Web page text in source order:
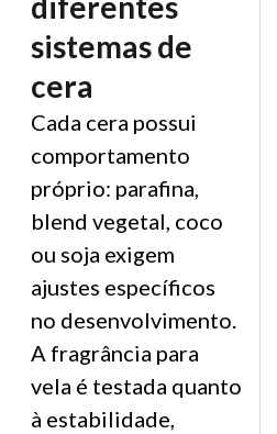
sistemas de
cera
Cada cera possui
comportamento
próprio: parafina,
blend vegetal, coco
ou soja exigem
ajustes específicos
no desenvolvimento.
A fragrância para
vela é testada quanto
à estabilidade,